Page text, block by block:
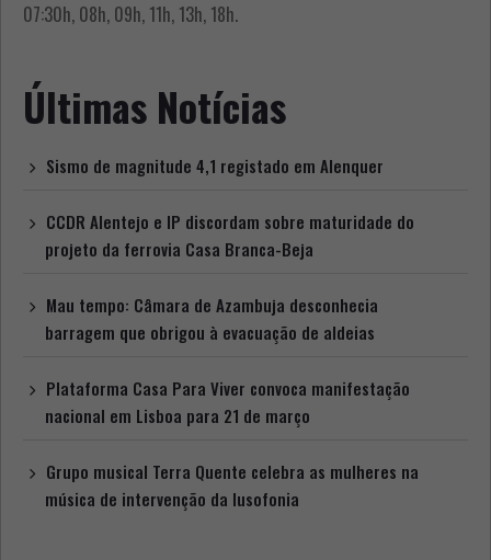
07:30h, 08h, 09h, 11h, 13h, 18h.
Últimas Notícias
Sismo de magnitude 4,1 registado em Alenquer
CCDR Alentejo e IP discordam sobre maturidade do
projeto da ferrovia Casa Branca-Beja
Mau tempo: Câmara de Azambuja desconhecia
barragem que obrigou à evacuação de aldeias
Plataforma Casa Para Viver convoca manifestação
nacional em Lisboa para 21 de março
Grupo musical Terra Quente celebra as mulheres na
música de intervenção da lusofonia